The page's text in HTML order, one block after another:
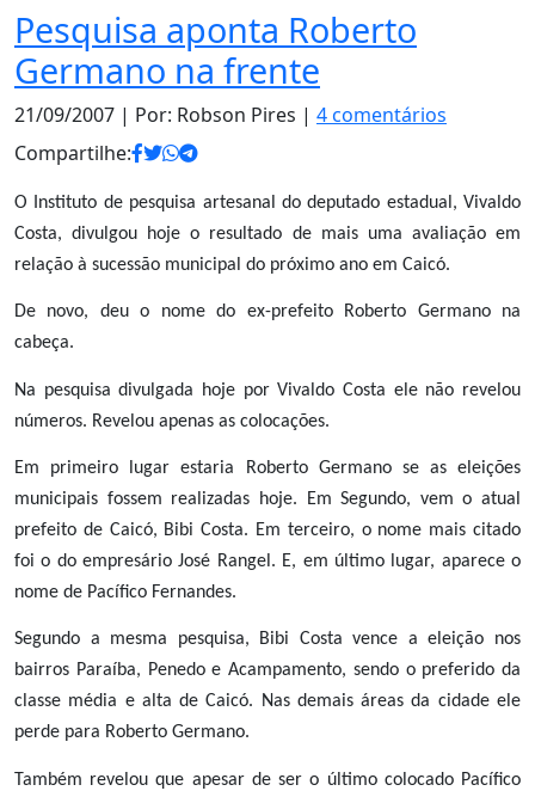
Pesquisa aponta Roberto
Germano na frente
21/09/2007 | Por: Robson Pires | 4 comentários
Compartilhe:
O Instituto de pesquisa artesanal do deputado estadual, Vivaldo
Costa, divulgou hoje o resultado de mais uma avaliação em
relação à sucessão municipal do próximo ano em Caicó.
De novo, deu o nome do ex-prefeito Roberto Germano na
cabeça.
Na pesquisa divulgada hoje por Vivaldo Costa ele não revelou
números. Revelou apenas as colocações.
Em primeiro lugar estaria Roberto Germano se as eleições
municipais fossem realizadas hoje. Em Segundo, vem o atual
prefeito de Caicó, Bibi Costa. Em terceiro, o nome mais citado
foi o do empresário José Rangel. E, em último lugar, aparece o
nome de Pacífico Fernandes.
Segundo a mesma pesquisa, Bibi Costa vence a eleição nos
bairros Paraíba, Penedo e Acampamento, sendo o preferido da
classe média e alta de Caicó. Nas demais áreas da cidade ele
perde para Roberto Germano.
Também revelou que apesar de ser o último colocado Pacífico